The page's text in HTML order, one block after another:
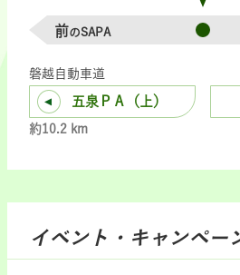
前のSAPA
磐越自動車道
五泉ＰＡ（上）
約10.2 km
イベント・キャンペー